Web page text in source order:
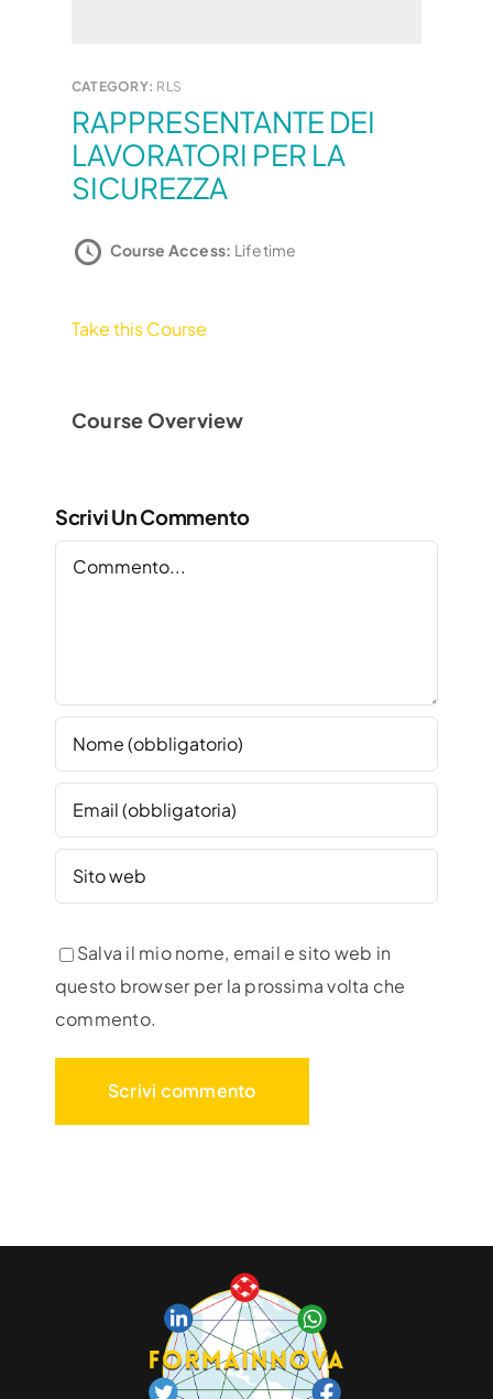
CATEGORY: RLS
RAPPRESENTANTE DEI
LAVORATORI PER LA
SICUREZZA
Course Access: Lifetime
Take this Course
Course Overview
Scrivi Un Commento
Commento
Salva il mio nome, email e sito web in
questo browser per la prossima volta che
commento.